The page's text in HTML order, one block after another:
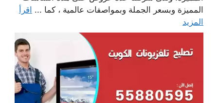
المميزة وبسعر الجملة وبمواصفات عالمية ، كما ... اقرأ
المزيد